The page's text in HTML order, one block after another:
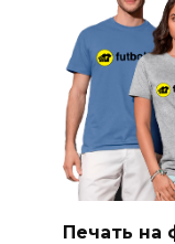
Печать на